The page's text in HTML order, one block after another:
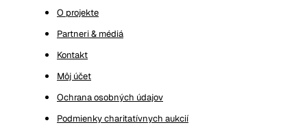
O projekte
Partneri & médiá
Kontakt
Môj účet
Ochrana osobných údajov
Podmienky charitatívnych aukcií